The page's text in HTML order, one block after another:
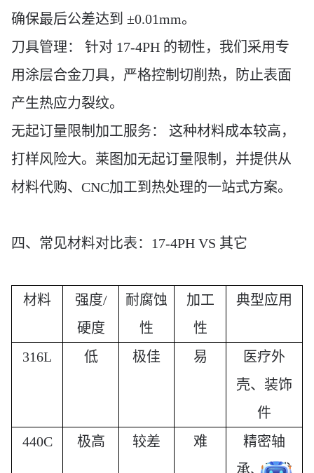
确保最后公差达到 ±0.01mm。
刀具管理：
针对 17-4PH 的韧性，我们采用专
用涂层合金刀具，严格控制切削热，防止表面
产生热应力裂纹。
无起订量限制加工服务：
这种材料成本较高，
打样风险大。莱图加无起订量限制 ，并提供从
材料代购、 CNC加工到热处理的一站式方案。
四、常见材料对比表： 17-4PH VS 其它
材料 强度/
硬度
耐腐蚀
性
加工
性
典型应用
316L 低 极佳 易
医疗外
壳、装饰
件
440C
极高 较差 难
精密轴
承、手术